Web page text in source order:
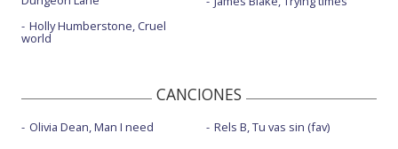
Holly Humberstone, Cruel
world
CANCIONES
Olivia Dean, Man I need Rels B, Tu vas sin (fav)